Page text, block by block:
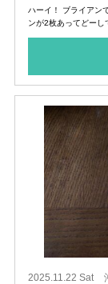
ハーイ！ ブライアン
ンが2枚あってどーし
2025.11.22 Sat